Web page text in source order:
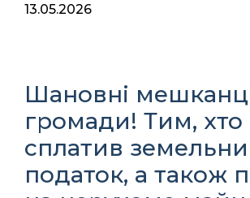
13.05.2026
Шановні
громади! Тим,
сплатив
податок, а також